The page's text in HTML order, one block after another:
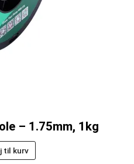
– 1.75mm, 1kg
til kurv